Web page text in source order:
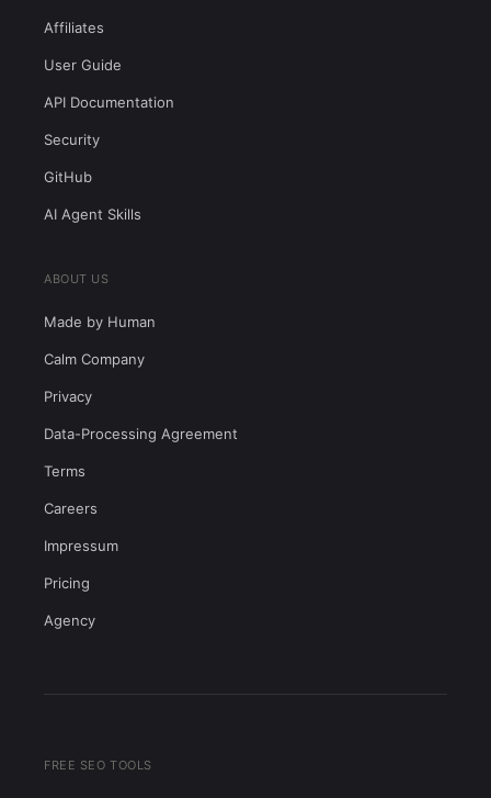
Affiliates
User Guide
API Documentation
Security
GitHub
AI Agent Skills
ABOUT US
Made by Human
Calm Company
Privacy
Data-Processing Agreement
Terms
Careers
Impressum
Pricing
Agency
FREE SEO TOOLS